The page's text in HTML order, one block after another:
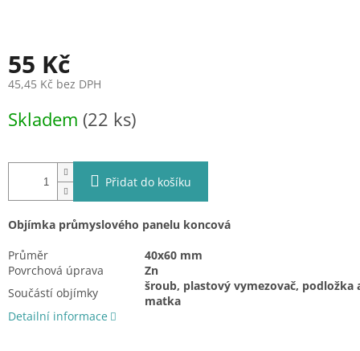
55 Kč
45,45 Kč bez DPH
cena:
Skladem (22 ks)
Přidat do košíku
Objímka průmyslového panelu koncová
Průměr
40x60 mm
Povrchová úprava
Zn
Součástí objímky
šroub, plastový vymezovač, podložka
matka
Detailní informace